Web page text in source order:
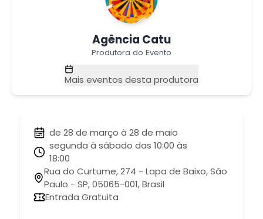
Agência Catu
Produtora do Evento
Mais eventos desta produtora
de 28 de março à 28 de maio
segunda à sábado das 10:00 às
18:00
Rua do Curtume, 274 - Lapa de Baixo, São
Paulo - SP, 05065-001, Brasil
Entrada Gratuita